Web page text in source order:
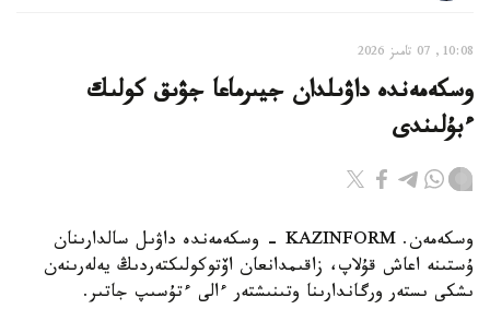
10:08, 07 تامىز 2026
وسكەمەندە داۋىلدان جيىرماعا جۋىق كولىك
ءبۇلىندى
وسكەمەن. KAZINFORM - وسكەمەندە داۋىل سالدارىنان
ۇستىنە اعاش قۇلاپ، زاقىمدانعان اۆتوكولىكتەردىڭ يەلەرىنەن
ىشكى ىستەر ورگاندارىنا وتىنىشتەر ءالى ءتۇسىپ جاتىر.